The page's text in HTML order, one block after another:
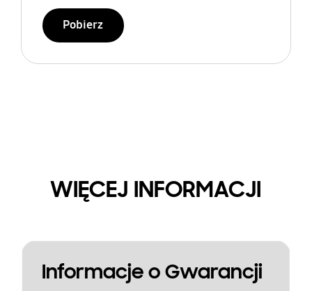
Pobierz
WIĘCEJ INFORMACJI
Informacje o Gwarancji